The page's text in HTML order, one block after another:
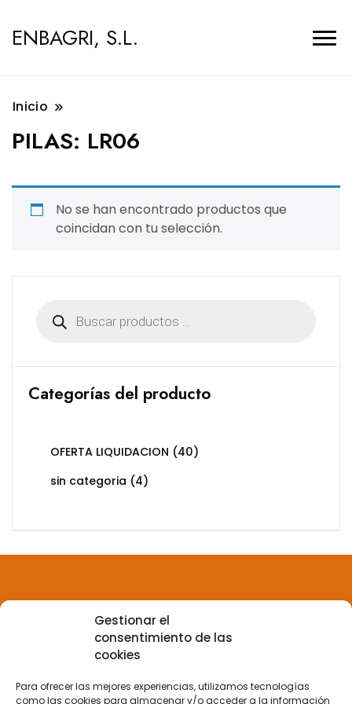
Gestionar el
consentimiento de las
cookies
Para ofrecer las mejores experiencias, utilizamos tecnologías
como las cookies para almacenar y/o acceder a la información
ENBAGRI, S.L.
Inicio
PILAS: LR06
No se han encontrado productos que
coincidan con tu selección.
productos
Categorías del producto
OFERTA LIQUIDACION (40)
sin categoria (4)
Política de privacidad